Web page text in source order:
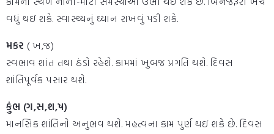
વધું થઇ શકે. સ્વાસ્થ્યનું ઘ્યાન રાખવું પડી શકે.
મકર ( ખ,જ)
સ્વભાવ શાંત તથા ઠંડો રહેશે. કામમાં ખુબજ પ્રગતિ થશે. દિવસ
શાંતિપૂર્વક પસાર થશે.
કુંભ (ગ,સ,શ,ષ)
માનસિક શાંતિનો અનુભવ થશે. મહત્વના કામ પુર્ણ થઇ શકે છે. દિવસ